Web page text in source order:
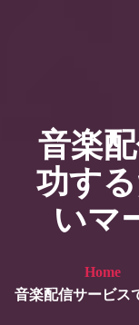
音楽
功す
いマ
Home
音楽配信サービス